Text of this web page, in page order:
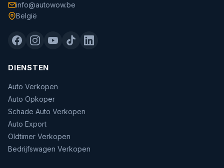
info@autowow.be
België
DIENSTEN
Auto Verkopen
Auto Opkoper
Schade Auto Verkopen
Auto Export
Oldtimer Verkopen
Bedrijfswagen Verkopen